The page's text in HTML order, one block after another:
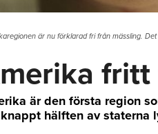
är nu förklarad fri från mässling.
fritt
är den första region
hälften av staterna